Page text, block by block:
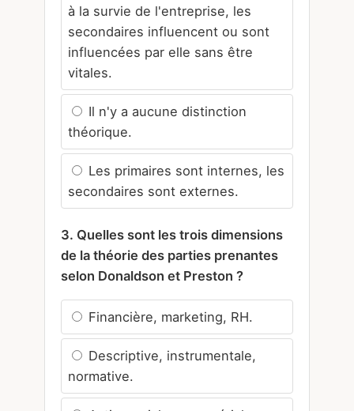
à la survie de l'entreprise, les
secondaires influencent ou sont
influencées par elle sans être
vitales.
Il n'y a aucune distinction
théorique.
Les primaires sont internes, les
secondaires sont externes.
3. Quelles sont les trois dimensions
de la théorie des parties prenantes
selon Donaldson et Preston ?
Financière, marketing, RH.
Descriptive, instrumentale,
normative.